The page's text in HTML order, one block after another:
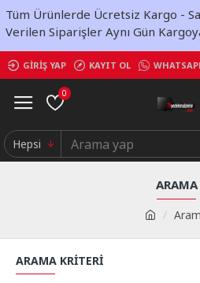
Tüm Ürünlerde Ücretsiz Kargo -
Verilen Siparişler Aynı Gün
GIRIŞ YAP KAYIT OL
0
Hepsi
ARAMA
ARAMA KRITERI